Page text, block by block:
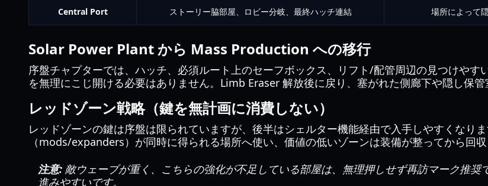
Central Port ストーリー脇部屋、ロビー分岐、最終ハッチ連結 場所によって
Solar Power Plant から Mass Production への移行
序盤チャプターでは、ハッチ、必須ルート上のセーフボックス、リフト/配管周辺の見つけやす
を無理にこじ開ける必要はありません。Limb Eraser 解放後に戻り、塞がれた側廊下や隠し保管
レッドゾーン戦略（鍵を無計画に消費しない）
レッドゾーンの鍵は序盤は限られていますが、後半はシェルター機能経由で入手しやすくなり
（mods/expanders）が同時に得られる場所へ使い、価値の低いゾーンは装備が整ってから回収
注意: 敵ウェーブが重く、こちらの強化が不足している部屋は、無理押しせず再訪マーク推
進みやすいです。